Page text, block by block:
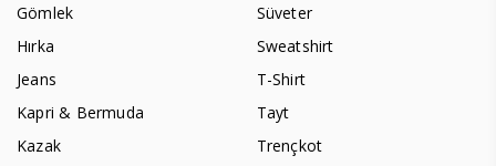
Gömlek
Hırka
Jeans
Kapri & Bermuda
Kazak
Süveter
Sweatshirt
T-Shirt
Tayt
Trençkot